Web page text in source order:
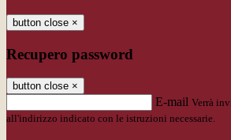
button close ×
Recupero password
button close ×
E-mail Verrà
all'indirizzo indicato con le istruzioni necessarie.